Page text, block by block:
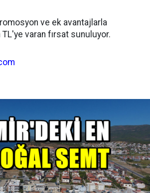
ve ek avantajlarla
varan fırsat sunuluyor.